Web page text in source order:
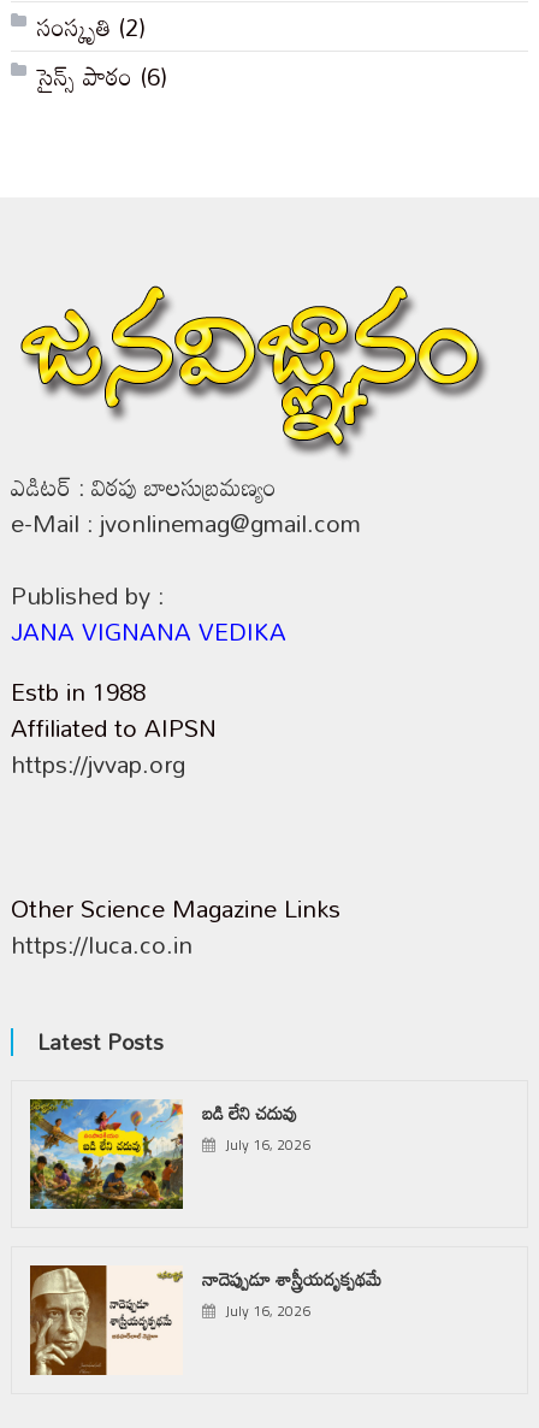
సంస్కృతి (2)
సైన్స్ పాఠం (6)
ఎడిటర్ : విఠపు బాలసుబ్రమణ్యం
e-Mail : jvonlinemag@gmail.com
Published by :
JANA VIGNANA VEDIKA
Estb in 1988
Affiliated to AIPSN
https://jvvap.org
Other Science Magazine Links
https://luca.co.in
Latest Posts
బడి లేని చదువు
July 16, 2026
నాదెప్పుడూ శాస్త్రీయదృక్పథమే
July 16, 2026